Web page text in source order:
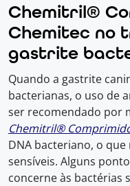
Chemitril®
Chemitec no
gastrite
Quando a gastrite
bacterianas, o uso de
ser recomendado por
Chemitril®
DNA bacteriano, o
sensíveis. Alguns
concerne às bactérias